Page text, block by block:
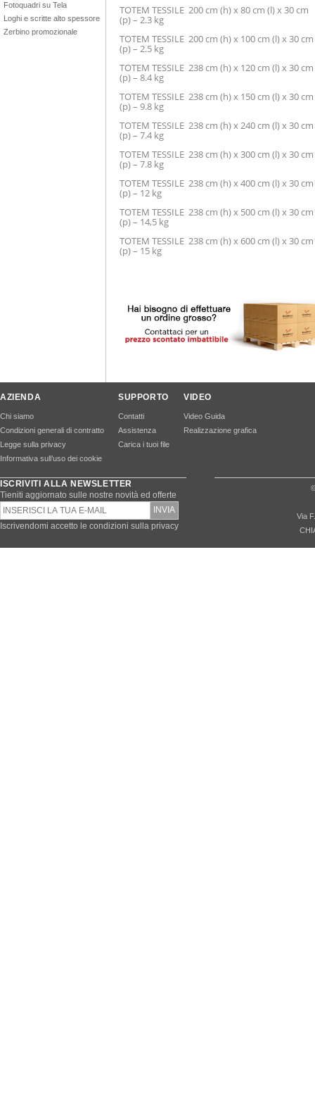
Fotoquadri su Tela
Loghi e scritte alto spessore
Zerbino promozionale
TOTEM TESSILE 200 cm (h) x 80 cm (l) x 30 cm
(p)– 2.3 kg
TOTEM TESSILE 200 cm (h) x 100 cm (l) x 30 cm
(p)– 2.5 kg
TOTEM TESSILE 238 cm (h) x 120 cm (l) x 30 cm
(p)– 8.4 kg
TOTEM TESSILE 238 cm (h) x 150 cm (l) x 30 cm
(p)– 9.8 kg
TOTEM TESSILE 238 cm (h) x 240 cm (l) x 30 cm
(p)– 7.4 kg
TOTEM TESSILE 238 cm (h) x 300 cm (l) x 30 cm
(p)– 7.8 kg
TOTEM TESSILE 238 cm (h) x 400 cm (l) x 30 cm
(p)– 12 kg
TOTEM TESSILE 238 cm (h) x 500 cm (l) x 30 cm
(p)– 14,5 kg
TOTEM TESSILE 238 cm (h) x 600 cm (l) x 30 cm
(p)– 15 kg
AZIENDA
Chi siamo
Condizioni generali di contratto
Legge sulla privacy
Informativa sull’uso dei cookie
SUPPORTO
Contatti
Assistenza
Carica i tuoi file
VIDEO
Video Guida
Realizzazione grafica
ISCRIVITI ALLA NEWSLETTER
Tieniti aggiornato sulle nostre novità ed offerte
Iscrivendomi accetto le condizioni sulla privacy
Via